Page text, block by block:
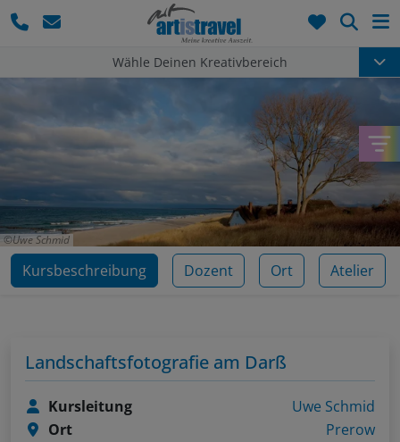
Wähle Deinen Kreativbereich
Uwe Schmid
Kursbeschreibung Dozent Ort Atelier
Landschaftsfotografie am Darß
Kursleitung
Uwe Schmid
Ort
Prerow